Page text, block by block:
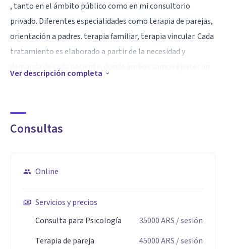
, tanto en el ámbito público como en mi consultorio
privado. Diferentes especialidades como terapia de parejas,
orientación a padres. terapia familiar, terapia vincular. Cada
tratamiento es elaborado a partir de la necesidad y
momento y problemática de cada persona.
,depresión, fobias, estrés, angustia, Terapia de parejas,
familiar,Taller e la memoria para tercera edad,terapia
familiar, trastornos cognitivos.trastornos del estado de
Ver descripción completa
Consultas
Online
Servicios y precios
Consulta para Psicología
35000ARS / sesión
Terapia de pareja
45000ARS / sesión